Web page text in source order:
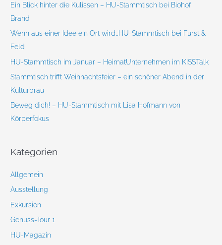
h
:
Ein Blick hinter die Kulissen – HU-Stammtisch bei Biohof
Brand
Wenn aus einer Idee ein Ort wird…HU-Stammtisch bei Fürst &
Feld
HU-Stammtisch im Januar – HeimatUnternehmen im KISSTalk
Stammtisch trifft Weihnachtsfeier – ein schöner Abend in der
Kulturbräu
Beweg dich! – HU-Stammtisch mit Lisa Hofmann von
Körperfokus
Kategorien
Allgemein
Ausstellung
Exkursion
Genuss-Tour 1
HU-Magazin